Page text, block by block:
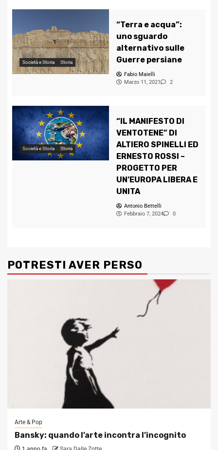
Società e Storia Storia
“Terra e acqua”:
uno sguardo
alternativo sulle
Guerre persiane
Fabio Maielli
Marzo 11, 2021
2
Società e Storia Storia
“IL MANIFESTO DI
VENTOTENE” DI
ALTIERO SPINELLI ED
ERNESTO ROSSI –
PROGETTO PER
UN’EUROPA LIBERA E
UNITA
Antonio Bettelli
Febbraio 7, 2024
0
POTRESTI AVER PERSO
Arte & Pop
Bansky: quando l’arte incontra l’incognito